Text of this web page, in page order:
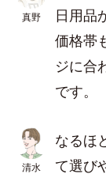
真野
日用品
価格帯
ジに合
です。
清水
なるほ
て選び